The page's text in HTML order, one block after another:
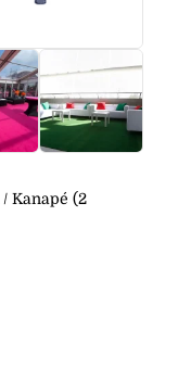
/ Kanapé (2